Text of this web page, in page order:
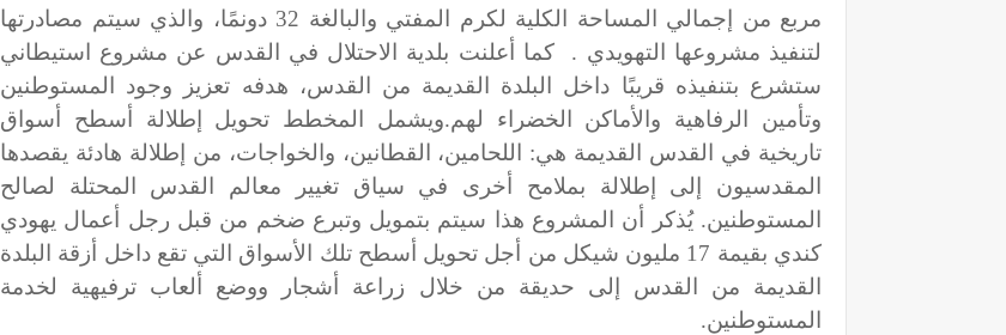
مربع من إجمالي المساحة الكلية لكرم المفتي والبالغة 32 دونمًا، والذي سيتم مصادرتها
لتنفيذ مشروعها التهويدي . كما أعلنت بلدية الاحتلال في القدس عن مشروع استيطاني
ستشرع بتنفيذه قريبًا داخل البلدة القديمة من القدس، هدفه تعزيز وجود المستوطنين
وتأمين الرفاهية والأماكن الخضراء لهم.ويشمل المخطط تحويل إطلالة أسطح أسواق
تاريخية في القدس القديمة هي: اللحامين، القطانين، والخواجات، من إطلالة هادئة يقصدها
المقدسيون إلى إطلالة بملامح أخرى في سياق تغيير معالم القدس المحتلة لصالح
المستوطنين. يُذكر أن المشروع هذا سيتم بتمويل وتبرع ضخم من قبل رجل أعمال يهودي
كندي بقيمة 17 مليون شيكل من أجل تحويل أسطح تلك الأسواق التي تقع داخل أزقة البلدة
القديمة من القدس إلى حديقة من خلال زراعة أشجار ووضع ألعاب ترفيهية لخدمة
المستوطنين.